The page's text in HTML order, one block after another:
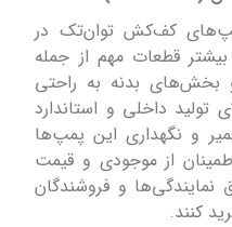
کف‌کش توان‌تک در
قطعات مهم از جمله
و بخش‌های بدنه به راحتی
تولید داخلی و استاندارد
و نگهداری این پمپ‌ها
از موجودی و قیمت
نمایندگی‌ها و فروشندگان
کنند.